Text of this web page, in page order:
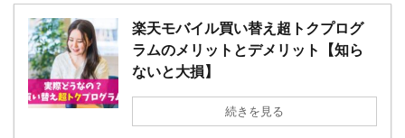
楽天モバイル買い替え超トクプログ
ラムのメリットとデメリット【知ら
ないと大損】
続きを見る